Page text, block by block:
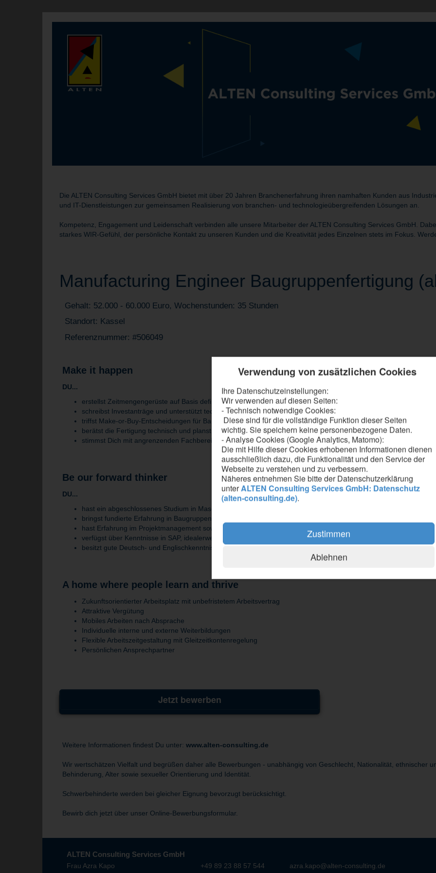
Verwendung von zusätzlichen Cookies
Ihre Datenschutzeinstellungen:
Wir verwenden auf diesen Seiten:
- Technisch notwendige Cookies:
Diese sind für die vollständige Funktion dieser Seiten
wichtig. Sie speichern keine personenbezogene Daten.
- Analyse Cookies (Google Analytics, Matomo):
Die mit Hilfe dieser Cookies erhobenen Informationen dienen
ausschließlich dazu, die Funktionalität und den Service der
Webseite zu verstehen und zu verbessern.
Näheres entnehmen Sie bitte der Datenschutzerklärung
unterALTEN Consulting Services GmbH: Datenschutz
(alten-consulting.de).
Zustimmen
Ablehnen
Die ALTEN Consulting Services GmbH bietet mit über 20 Jahren Branchenerfahrung ihren namhaften Kunden aus
und IT-Dienstleistungen zur gemeinsamen Realisierung von branchen- und technologieübergreifenden Lösungen an.
Kompetenz, Engagement und Leidenschaft verbinden alle unsere Mitarbeiter der ALTEN Consulting Services GmbH.
starkes WIR-Gefühl, der persönliche Kontakt zu unseren Kunden und die Kreativität jedes Einzelnen stets im Fokus.
Manufacturing Engineer Baugruppenfertigung
Gehalt: 52.000 - 60.000 Euro, Wochenstunden: 35 Stunden
Standort: Kassel
Referenznummer: #506049
Make it happen
DU...
erstellst Zeitmengengerüste auf Basis definierter Leistungs- und Arbeitspakete
schreibst Investanträge und unterstützt technische Entscheidungsprozesse
triffst Make-or-Buy-Entscheidungen für Baugruppen und Fertigungsumfänge
berätst die Fertigung technisch und planst sowie projektierst Prüfstände
stimmst Dich mit angrenzenden Fachbereichen ab und bringst innovative Fertigungstechnologien voran
Be our forward thinker
DU...
hast ein abgeschlossenes Studium in Maschinenbau, Wirtschaftsingenieurwesen oder eine vergleichbare
bringst fundierte Erfahrung in Baugruppenfertigung oder Manufacturing Engineering mit
hast Erfahrung im Projektmanagement sowie idealerweise in der Konzeptionierung und Auslegung von Prüfständen
verfügst über Kenntnisse in SAP, idealerweise in den Modulen PP und CS, sowie über Grundlagen der Disposition
besitzt gute Deutsch- und Englischkenntnisse in Wort und Schrift und bringst Bereitschaft zu gelegentlichen
A home where people learn and thrive
Zukunftsorientierter Arbeitsplatz mit unbefristetem Arbeitsvertrag
Attraktive Vergütung
Mobiles Arbeiten nach Absprache
Individuelle interne und externe Weiterbildungen
Flexible Arbeitszeitgestaltung mit Gleitzeitkontenregelung
Persönlichen Ansprechpartner
Jetzt bewerben
Weitere Informationen findest Du unter: www.alten-consulting.de
Wir wertschätzen Vielfalt und begrüßen daher alle Bewerbungen - unabhängig von Geschlecht, Nationalität, ethnischer
Behinderung, Alter sowie sexueller Orientierung und Identität.
Schwerbehinderte werden bei gleicher Eignung bevorzugt berücksichtigt.
Bewirb dich jetzt über unser Online-Bewerbungsformular.
ALTEN Consulting Services GmbH
Frau Azra Kapo
+49 89 23 88 57 544
azra.kapo@alten-consulting.de